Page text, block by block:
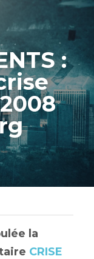
:
la
CRISE